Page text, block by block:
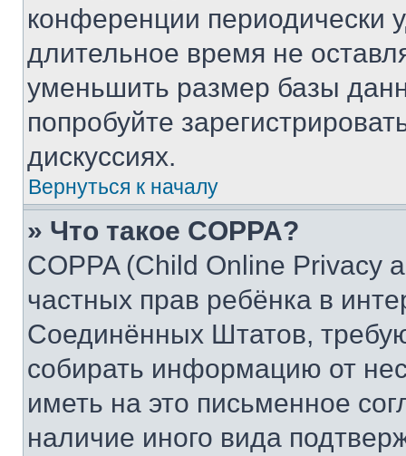
конференции периодически
длительное время не
уменьшить размер базы
попробуйте
дискуссиях.
Вернуться к началу
» Что такое COPPA?
COPPA (Child Online Privacy
частных прав ребёнка в
Соединённых Штатов,
собирать информацию от
иметь на это письменное
наличие иного вида